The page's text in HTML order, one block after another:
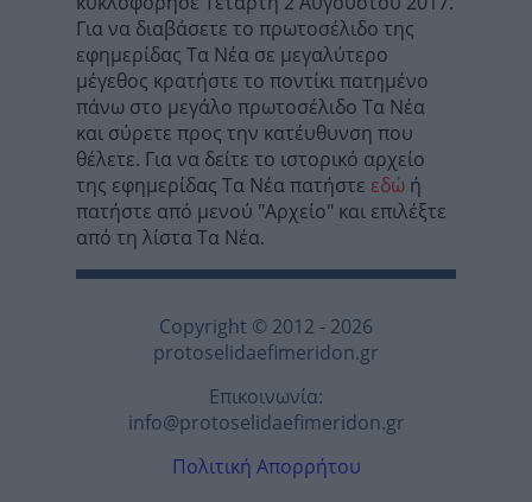
Για να διαβάσετε το πρωτοσέλιδο της
εφημερίδας Τα Νέα σε μεγαλύτερο
μέγεθος κρατήστε το ποντίκι πατημένο
πάνω στο μεγάλο πρωτοσέλιδο Τα Νέα
και σύρετε προς την κατέυθυνση που
θέλετε. Για να δείτε το ιστορικό αρχείο
της εφημερίδας Τα Νέα πατήστε εδώ ή
πατήστε από μενού "Αρχείο" και επιλέξτε
από τη λίστα Τα Νέα.
Copyright © 2012 - 2026
protoselidaefimeridon.gr
Επικοινωνία:
info@protoselidaefimeridon.gr
Πολιτική Απορρήτου